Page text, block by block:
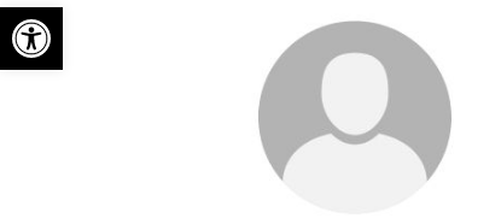
Abrir barra de herramientas